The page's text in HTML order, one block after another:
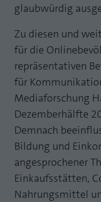
glaubwürdig
Zu diesen und
für die
repräsentativen
für
Mediaforschung
Dezemberhälfte
Demnach
Bildung und
angesprochener
Einkaufsstätten,
Nahrungsmittel
Anbieter
Laufzeit
Zweck
Name
Anbieter